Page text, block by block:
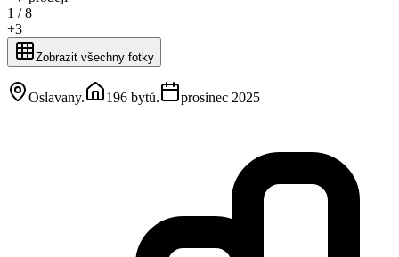
1 /8
+3
Zobrazit všechny fotky
Oslavany. 196 bytů. prosinec 2025